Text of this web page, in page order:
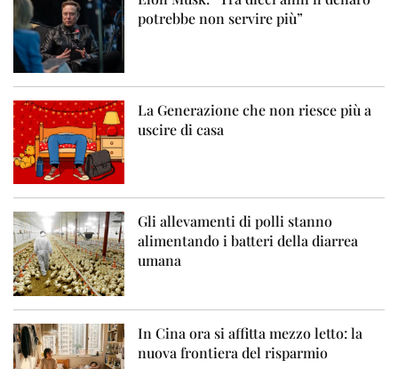
potrebbe non servire più”
La Generazione che non riesce più a
uscire di casa
Gli allevamenti di polli stanno
alimentando i batteri della diarrea
umana
In Cina ora si affitta mezzo letto: la
nuova frontiera del risparmio